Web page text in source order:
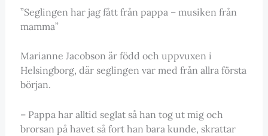
”Seglingen har jag fått från pappa – musiken från
mamma”
Marianne Jacobson är född och uppvuxen i
Helsingborg, där seglingen var med från allra första
början.
– Pappa har alltid seglat så han tog ut mig och
brorsan på havet så fort han bara kunde, skrattar